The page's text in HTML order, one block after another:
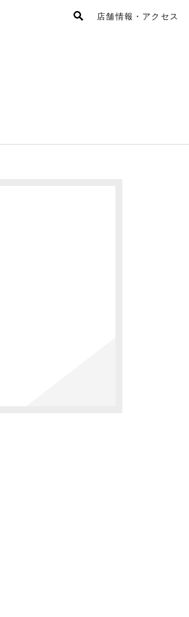
店舗情報・アクセス